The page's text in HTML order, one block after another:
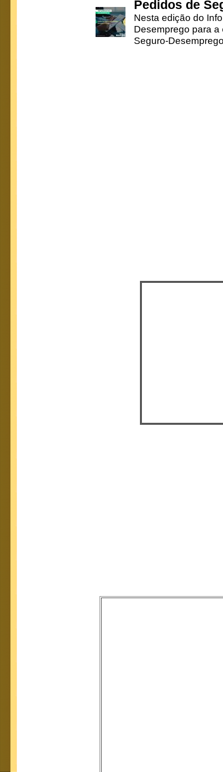
Pedidos de
Nesta edição do
Desemprego para
Seguro-